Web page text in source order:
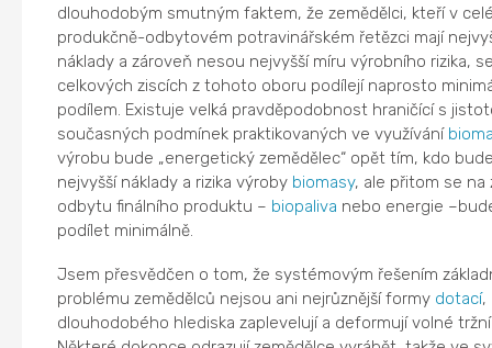
dlouhodobým smutným faktem, že zemědělci, kteří v
produkčně-odbytovém potravinářském řetězci mají
náklady a zároveň nesou nejvyšší míru výrobního rizika,
celkových ziscích z tohoto oboru podílejí naprosto
podílem. Existuje velká pravděpodobnost hraničící s
současných podmínek praktikovaných ve využívání
výrobu bude „energetický zemědělec“ opět tím, kdo
nejvyšší náklady a rizika výroby biomasy, ale přitom se na
odbytu finálního produktu – biopaliva nebo energie
podílet minimálně.
Jsem přesvědčen o tom, že systémovým řešením
problému zemědělců nejsou ani nejrůznější formy dotací,
dlouhodobého hlediska zaplevelují a deformují volné